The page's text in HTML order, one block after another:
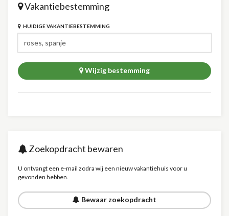
Vakantiebestemming
HUIDIGE VAKANTIEBESTEMMING
Wijzig bestemming
Zoekopdracht bewaren
U ontvangt een e-mail zodra wij een nieuw vakantiehuis voor u
gevonden hebben.
Bewaar zoekopdracht